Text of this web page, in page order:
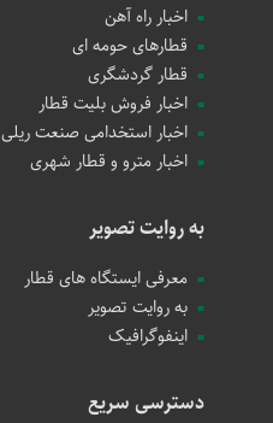
اخبار راه آهن
قطارهای حومه ای
قطار گردشگری
اخبار فروش بلیت قطار
اخبار استخدامی صنعت ریلی
اخبار مترو و قطار شهری
به روایت تصویر
معرفی ایستگاه های قطار
به روایت تصویر
اینفوگرافیک
دسترسی سریع